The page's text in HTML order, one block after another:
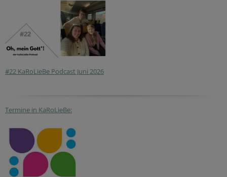
#22 KaRoLieBe Podcast Juni 2026
Termine in KaRoLieBe: